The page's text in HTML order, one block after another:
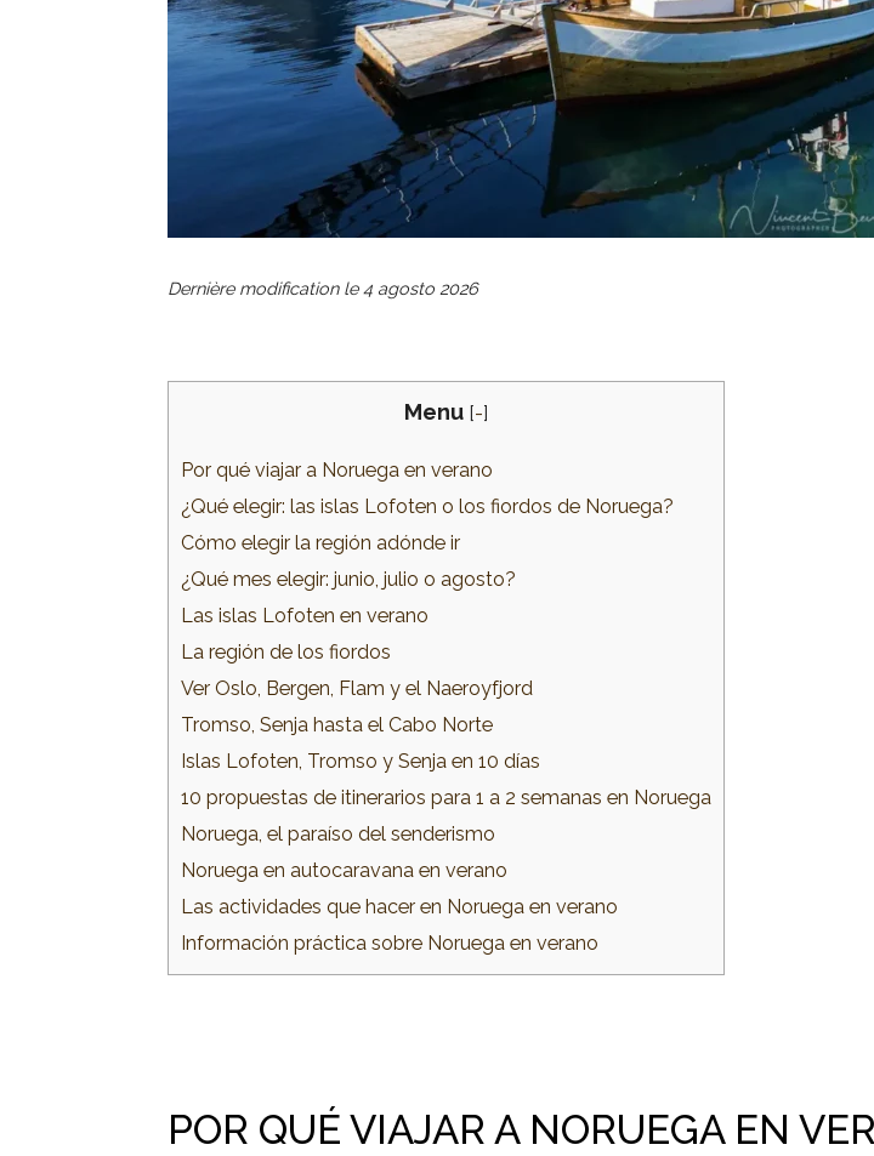
Dernière modification le4 agosto 2026
Menu [-]
Por qué viajar a Noruega en verano
¿Qué elegir: las islas Lofoten o los fiordos de Noruega?
Cómo elegir la región adónde ir
¿Qué mes elegir: junio, julio o agosto?
Las islas Lofoten en verano
La región de los fiordos
Ver Oslo, Bergen, Flam y el Naeroyfjord
Tromso, Senja hasta el Cabo Norte
Islas Lofoten, Tromso y Senja en 10 días
10 propuestas de itinerarios para 1 a 2 semanas en Noruega
Noruega, el paraíso del senderismo
Noruega en autocaravana en verano
Las actividades que hacer en Noruega en verano
Información práctica sobre Noruega en verano
POR QUÉ VIAJAR A NORUEGA EN